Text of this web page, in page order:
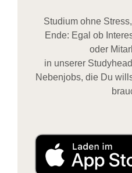
Studium ohne
Ende: Egal ob
oder
in unserer
Nebenjobs, die Du